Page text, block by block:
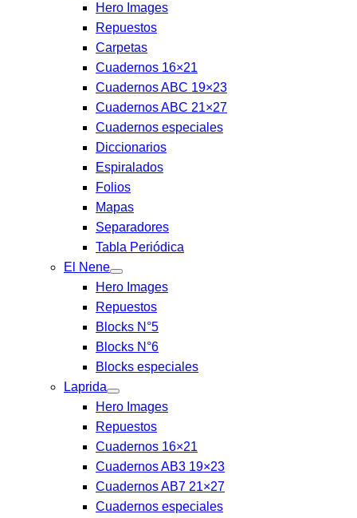
Hero Images
Repuestos
Carpetas
Cuadernos 16×21
Cuadernos ABC 19×23
Cuadernos ABC 21×27
Cuadernos especiales
Diccionarios
Espiralados
Folios
Mapas
Separadores
Tabla Periódica
El Nene
Hero Images
Repuestos
Blocks N°5
Blocks N°6
Blocks especiales
Laprida
Hero Images
Repuestos
Cuadernos 16×21
Cuadernos AB3 19×23
Cuadernos AB7 21×27
Cuadernos especiales